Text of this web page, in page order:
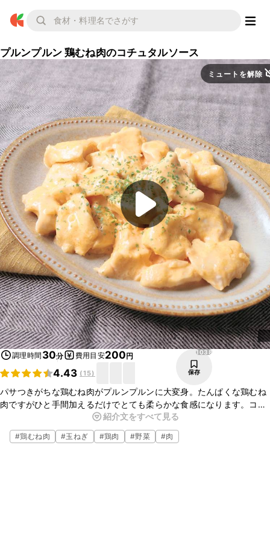
プルンプルン 鶏むね肉のコチュタルソース
ミュートを解除
調理時間 30分 費用目安200円
4.43 (15)
1038
保存
パサつきがちな鶏むね肉がプルンプルンに大変身。たんぱくな鶏むね
肉ですがひと手間加えるだけでとても柔らかな食感になります。コ
チュジャンとマヨネーズのソースで味わい豊かになりますし、とても
よく合います。是非お試しください。
紹介文をすべて見る
#鶏むね肉 #玉ねぎ #鶏肉 #野菜 #肉